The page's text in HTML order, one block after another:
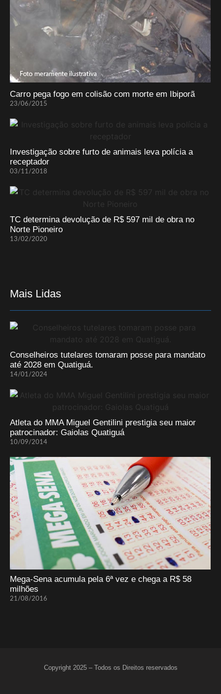
Carro pega fogo em colisão com morte em Ibiporã
23/06/2015
Investigação sobre furto de animais leva polícia a
receptador
03/11/2018
TC determina devolução de R$ 597 mil de obra no
Norte Pioneiro
13/02/2020
Mais Lidas
Conselheiros tutelares tomaram posse para mandato
até 2028 em Quatiguá.
14/01/2024
Atleta do MMA Miguel Gentilini prestigia seu maior
patrocinador: Gaiolas Quatiguá
10/09/2014
Mega-Sena acumula pela 6ª vez e chega a R$ 58
milhões
21/08/2016
Copyright 2025 – Todos os Direitos reservados